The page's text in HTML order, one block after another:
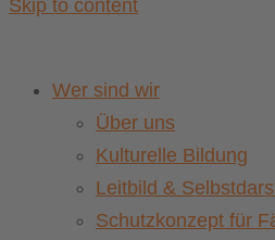
Skip to content
Wer sind wir
Über uns
Kulturelle Bildung
Leitbild &
Schutzkonzept für